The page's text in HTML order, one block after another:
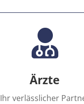

Ärzte
Ihr verlässlicher